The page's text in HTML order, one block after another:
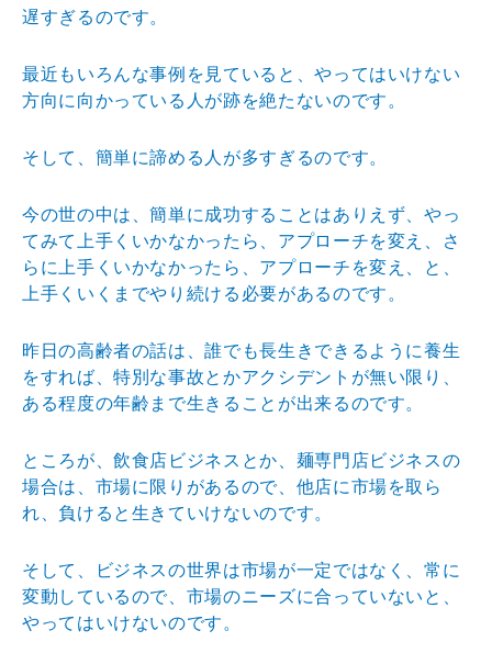
遅すぎるのです。
最近もいろんな事例を見ていると、やってはいけない
方向に向かっている人が跡を絶たないのです。
そして、簡単に諦める人が多すぎるのです。
今の世の中は、簡単に成功することはありえず、やっ
てみて上手くいかなかったら、アプローチを変え、さ
らに上手 くいかなかったら、アプローチを変え、と、
上手くいくま でやり続ける必要があるのです。
昨日の高齢者の話は、誰でも長生きできるように養生
をすれば、特別な事故とかアクシデントが無い限り、
ある程度の年齢まで生きることが出来るのです。
ところが、飲食店ビジネスとか、麺専門店ビジネスの
場合は、市場に限りがあるので、他店に市場を取ら
れ、負ける と生きていけないのです。
そして、ビジネスの世界は市場が一定ではなく、常に
変動 しているので、市場のニーズに合っていないと、
やってはいけないのです。